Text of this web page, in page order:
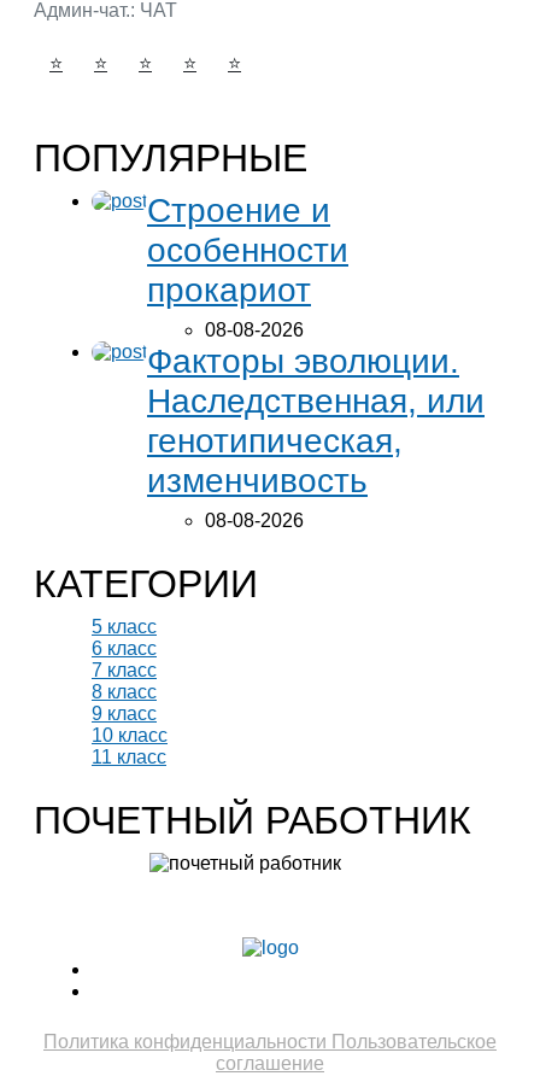
Админ-чат.: ЧАТ
⭐ ⭐ ⭐ ⭐ ⭐
ПОПУЛЯРНЫЕ
Строение и
особенности
прокариот
08-08-2026
Факторы эволюции.
Наследственная, или
генотипическая,
изменчивость
08-08-2026
КАТЕГОРИИ
5 класс
6 класс
7 класс
8 класс
9 класс
10 класс
11 класс
ПОЧЕТНЫЙ РАБОТНИК
Политика конфиденциальности Пользовательское
соглашение